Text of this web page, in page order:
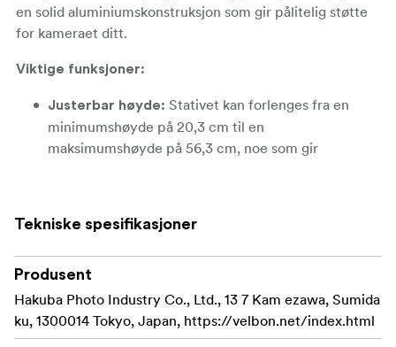
en solid aluminiumskonstruksjon som gir pålitelig støtte
for kameraet ditt.
Viktige funksjoner:
Justerbar høyde: Stativet kan forlenges fra en
minimumshøyde på 20,3 cm til en
maksimumshøyde på 56,3 cm, noe som gir
hodet gir mulighet for presise justeringer, slik at du
Hurtigutløserplate:
kameraet med hurtigutløserplaten, noe som gjør
oppsettet raskt og praktisk.
Tekniske spesifikasjoner
Produsent
Hakuba Photo Industry Co., Ltd., 13 7 Kam ezawa, Sumida
ku, 1300014 Tokyo, Japan, https://velbon.net/index.html